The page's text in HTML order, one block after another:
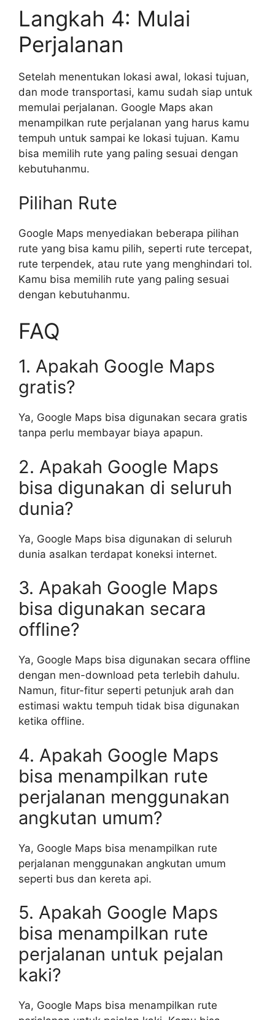
Langkah 4: Mulai
Perjalanan
Setelah menentukan lokasi awal, lokasi tujuan,
dan mode transportasi, kamu sudah siap untuk
memulai perjalanan. Google Maps akan
menampilkan rute perjalanan yang harus kamu
tempuh untuk sampai ke lokasi tujuan. Kamu
bisa memilih rute yang paling sesuai dengan
kebutuhanmu.
Pilihan Rute
Google Maps menyediakan beberapa pilihan
rute yang bisa kamu pilih, seperti rute tercepat,
rute terpendek, atau rute yang menghindari tol.
Kamu bisa memilih rute yang paling sesuai
dengan kebutuhanmu.
FAQ
1. Apakah Google Maps
gratis?
Ya, Google Maps bisa digunakan secara gratis
tanpa perlu membayar biaya apapun.
2. Apakah Google Maps
bisa digunakan di seluruh
dunia?
Ya, Google Maps bisa digunakan di seluruh
dunia asalkan terdapat koneksi internet.
3. Apakah Google Maps
bisa digunakan secara
offline?
Ya, Google Maps bisa digunakan secara offline
dengan men-download peta terlebih dahulu.
Namun, fitur-fitur seperti petunjuk arah dan
estimasi waktu tempuh tidak bisa digunakan
ketika offline.
4. Apakah Google Maps
bisa menampilkan rute
perjalanan menggunakan
angkutan umum?
Ya, Google Maps bisa menampilkan rute
perjalanan menggunakan angkutan umum
seperti bus dan kereta api.
5. Apakah Google Maps
bisa menampilkan rute
perjalanan untuk pejalan
kaki?
Ya, Google Maps bisa menampilkan rute